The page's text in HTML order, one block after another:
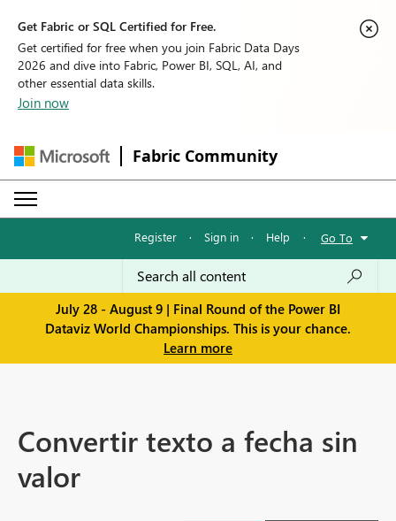
Get Fabric or SQL Certified for Free.
Get certified for free when you join Fabric Data Days
2026 and dive into Fabric, Power BI, SQL, AI, and
other essential data skills.
Join now
Fabric Community
Register · Sign in · Help · Go To
July 28 - August 9 | Final Round of the Power BI
Dataviz World Championships. This is your chance.
Learn more
Convertir texto a fecha sin
valor